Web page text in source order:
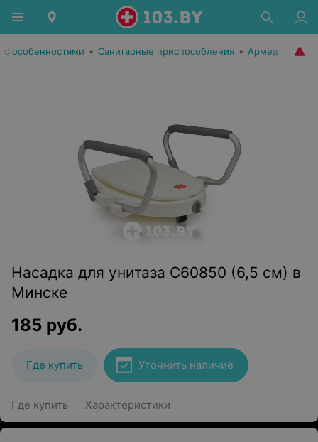
особенностями • Санитарные приспособления • Армед
Насадка для унитаза С60850 (6,5 см) в
Минске
185 руб.
Где купить Уточнить наличие
Где купить Характеристики